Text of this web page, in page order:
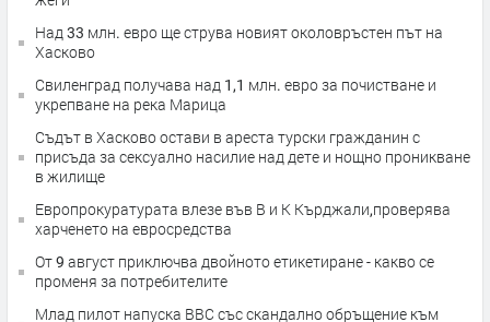
Над 33 млн. евро ще струва новият околовръстен път на
Хасково
Свиленград получава над 1,1 млн. евро за почистване и
укрепване на река Марица
Съдът в Хасково остави в ареста турски гражданин с
присъда за сексуално насилие над дете и нощно проникване
в жилище
Европрокуратурата влезе във В и К Кърджали,проверява
харченето на евросредства
От 9 август приключва двойното етикетиране - какво се
променя за потребителите
Млад пилот напуска ВВС със скандално обръщение към